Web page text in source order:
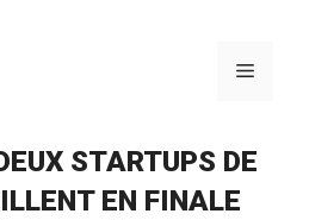
Menu
STARTUPS DE
EN FINALE